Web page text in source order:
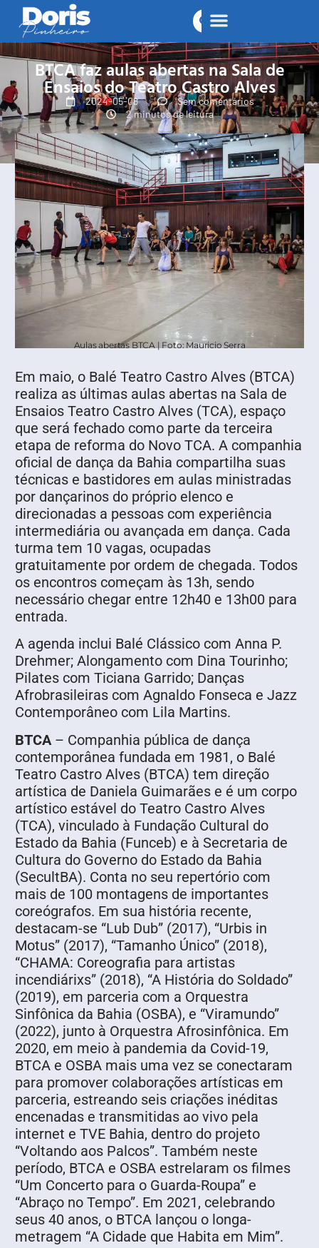
BTCA faz aulas abertas na Sala de
Ensaios do Teatro Castro Alves
2024-05-08
Sem comentários
2 minutos de leitura
Aulas abertas BTCA | Foto: Mauricio Serra
Em maio, o Balé Teatro Castro Alves (BTCA)
realiza as últimas aulas abertas na Sala de
Ensaios Teatro Castro Alves (TCA), espaço
que será fechado como parte da terceira
etapa de reforma do Novo TCA. A companhia
oficial de dança da Bahia compartilha suas
técnicas e bastidores em aulas ministradas
por dançarinos do próprio elenco e
direcionadas a pessoas com experiência
intermediária ou avançada em dança. Cada
turma tem 10 vagas, ocupadas
gratuitamente por ordem de chegada. Todos
os encontros começam às 13h, sendo
necessário chegar entre 12h40 e 13h00 para
entrada.
A agenda inclui Balé Clássico com Anna P.
Drehmer; Alongamento com Dina Tourinho;
Pilates com Ticiana Garrido; Danças
Afrobrasileiras com Agnaldo Fonseca e Jazz
Contemporâneo com Lila Martins.
BTCA– Companhia pública de dança
contemporânea fundada em 1981, o Balé
Teatro Castro Alves (BTCA) tem direção
artística de Daniela Guimarães e é um corpo
artístico estável do Teatro Castro Alves
(TCA), vinculado à Fundação Cultural do
Estado da Bahia (Funceb) e à Secretaria de
Cultura do Governo do Estado da Bahia
(SecultBA). Conta no seu repertório com
mais de 100 montagens de importantes
coreógrafos. Em sua história recente,
destacam-se “Lub Dub” (2017), “Urbis in
Motus” (2017), “Tamanho Único” (2018),
“CHAMA: Coreografia para artistas
incendiárixs” (2018), “A História do Soldado”
(2019), em parceria com a Orquestra
Sinfônica da Bahia (OSBA), e “Viramundo”
(2022), junto à Orquestra Afrosinfônica. Em
2020, em meio à pandemia da Covid-19,
BTCA e OSBA mais uma vez se conectaram
para promover colaborações artísticas em
parceria, estreando seis criações inéditas
encenadas e transmitidas ao vivo pela
internet e TVE Bahia, dentro do projeto
“Voltando aos Palcos”. Também neste
período, BTCA e OSBA estrelaram os filmes
“Um Concerto para o Guarda-Roupa” e
“Abraço no Tempo”. Em 2021, celebrando
seus 40 anos, o BTCA lançou o longa-
metragem “A Cidade que Habita em Mim”.